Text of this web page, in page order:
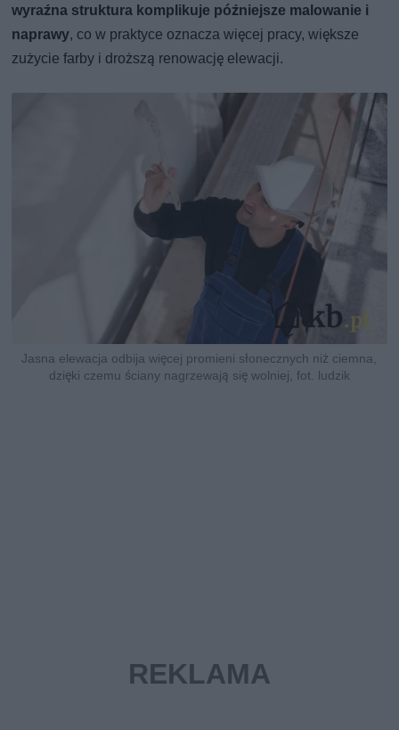
wyraźna struktura komplikuje późniejsze malowanie i
naprawy, co w praktyce oznacza więcej pracy, większe
zużycie farby i droższą renowację elewacji.
Jasna elewacja odbija więcej promieni słonecznych niż ciemna,
dzięki czemu ściany nagrzewają się wolniej, fot. ludzik